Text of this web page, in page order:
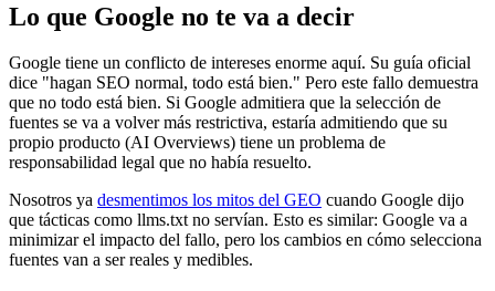
Lo que Google no te va a decir
Google tiene un conflicto de intereses enorme aquí. Su guía oficial
dice "hagan SEO normal, todo está bien." Pero este fallo demuestra
que no todo está bien. Si Google admitiera que la selección de
fuentes se va a volver más restrictiva, estaría admitiendo que su
propio producto (AI Overviews) tiene un problema de
responsabilidad legal que no había resuelto.
Nosotros ya desmentimos los mitos del GEO cuando Google dijo
que tácticas como llms.txt no servían. Esto es similar: Google va a
minimizar el impacto del fallo, pero los cambios en cómo selecciona
fuentes van a ser reales y medibles.